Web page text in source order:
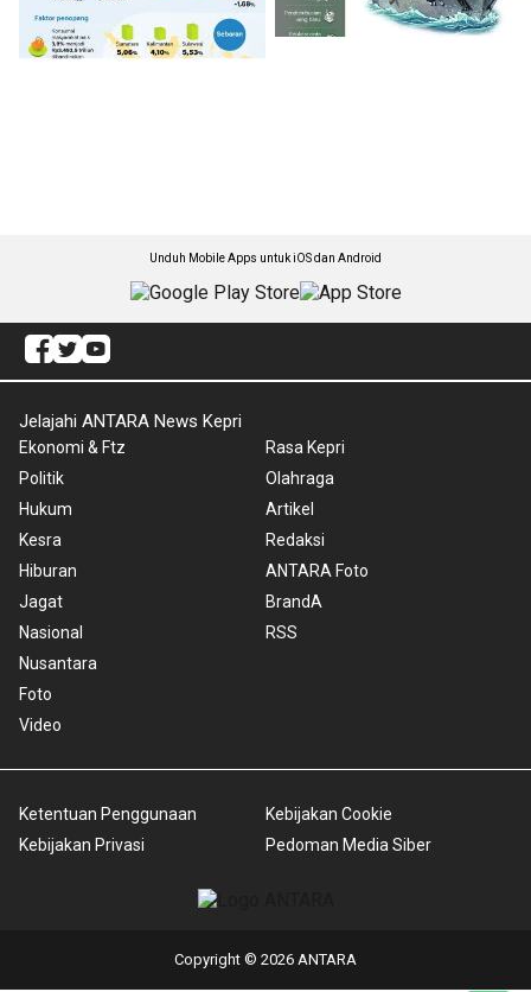
Unduh Mobile Apps untuk iOS dan Android
Jelajahi ANTARA News Kepri
Ekonomi & Ftz
Politik
Hukum
Kesra
Hiburan
Jagat
Nasional
Nusantara
Foto
Video
Rasa Kepri
Olahraga
Artikel
Redaksi
ANTARA Foto
BrandA
RSS
Ketentuan Penggunaan
Kebijakan Privasi
Kebijakan Cookie
Pedoman Media Siber
Copyright © 2026 ANTARA